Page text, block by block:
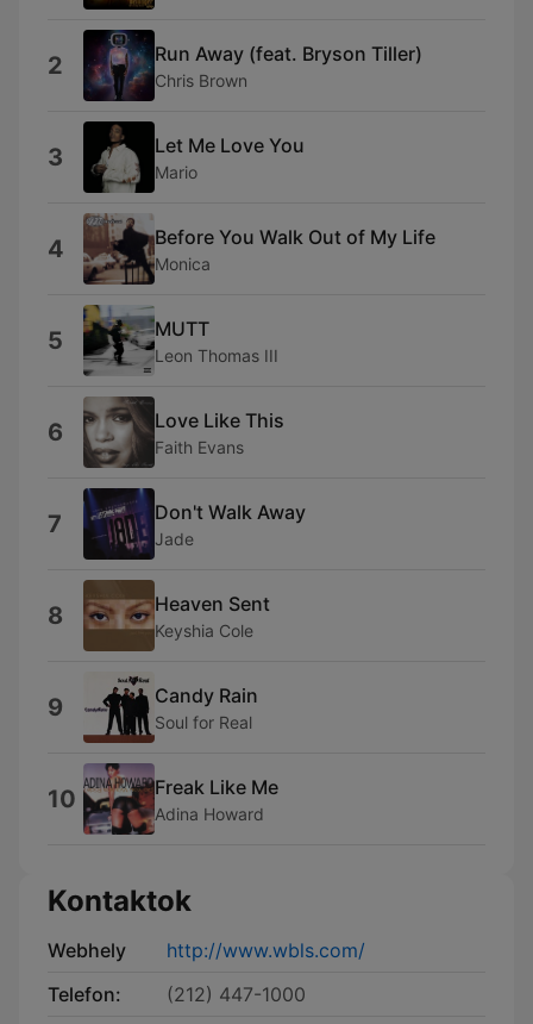
2 Run Away (feat. Bryson Tiller)
Chris Brown
3 Let Me Love You
Mario
4 Before You Walk Out of My Life
Monica
5 MUTT
Leon Thomas III
6 Love Like This
Faith Evans
7 Don't Walk Away
Jade
8 Heaven Sent
Keyshia Cole
9 Candy Rain
Soul for Real
10 Freak Like Me
Adina Howard
Kontaktok
Webhely
http://www.wbls.com/
Telefon:
(212) 447-1000